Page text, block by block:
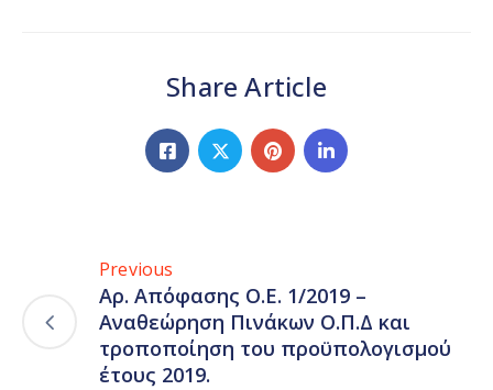
Share Article
Previous
Αρ. Απόφασης Ο.Ε. 1/2019 –
Αναθεώρηση Πινάκων Ο.Π.Δ και
τροποποίηση του προϋπολογισμού
έτους 2019.